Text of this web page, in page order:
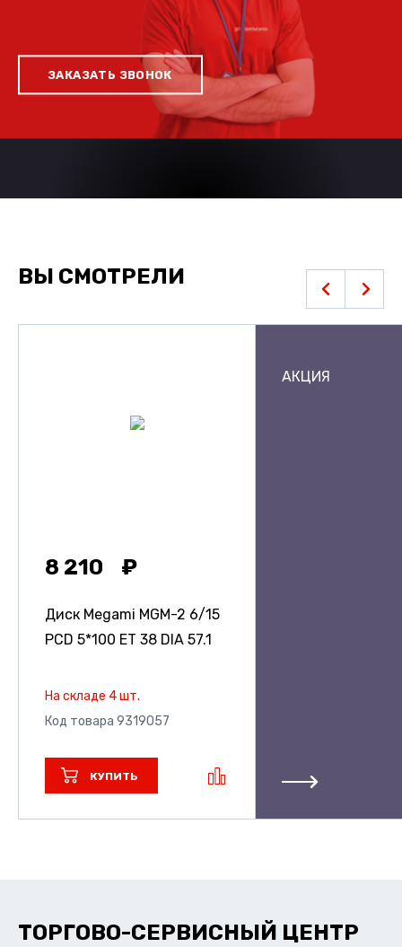
ЗАКАЗАТЬ ЗВОНОК
ВЫ СМОТРЕЛИ
8 210
Диск Megami MGM-2 6/15
PCD 5*100 ET 38 DIA 57.1
На складе 4 шт.
Код товара 9319057
КУПИТЬ
АКЦИЯ
ТОРГОВО-СЕРВИСНЫЙ ЦЕНТР